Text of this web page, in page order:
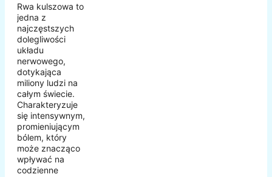
Rwa kulszowa to
jedna z
najczęstszych
dolegliwości
układu
nerwowego,
dotykająca
miliony ludzi na
całym świecie.
Charakteryzuje
się intensywnym,
promieniującym
bólem, który
może znacząco
wpływać na
codzienne